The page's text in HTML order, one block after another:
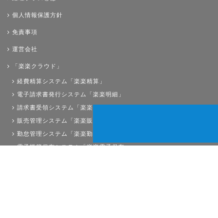
個人情報保護方針
免責事項
運営会社
「楽楽クラウド」
経費精算システム「楽楽精算」
電子請求書発行システム「楽楽明細」
請求書受領システム「楽楽請求」
販売管理システム「楽楽販売」
勤怠管理システム「楽楽勤怠」
電子帳簿保存システム「楽楽電子保存」